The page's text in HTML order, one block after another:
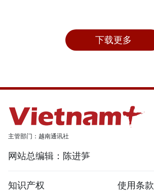
下载更多
主管部门：越南通讯社
网站总编辑：陈进笋
知识产权 使用条款